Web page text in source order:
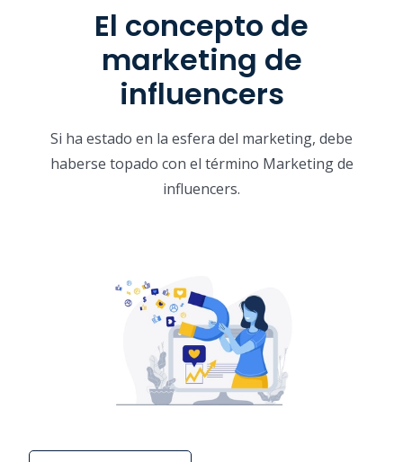
El concepto de
marketing de
influencers
Si ha estado en la esfera del marketing, debe
haberse topado con el término Marketing de
influencers.